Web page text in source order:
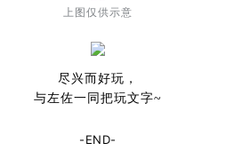
上图仅供示意
尽兴而好玩，
与左佐一同把玩文字~
-END-